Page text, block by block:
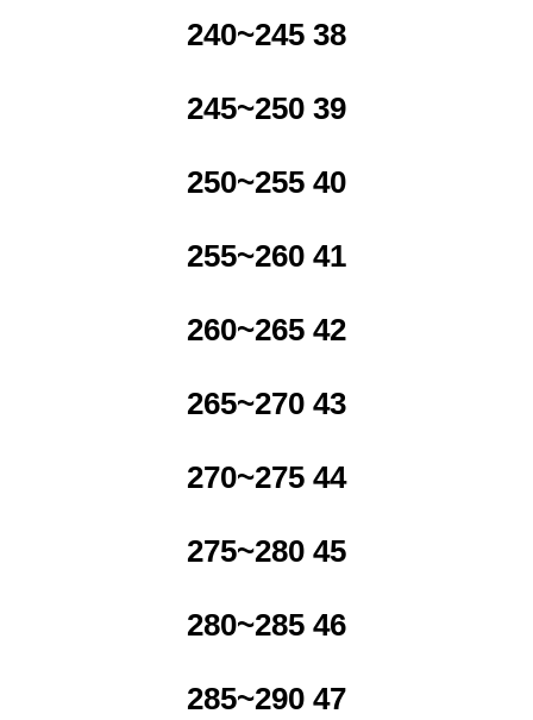
240~245 38
245~250 39
250~255 40
255~260 41
260~265 42
265~270 43
270~275 44
275~280 45
280~285 46
285~290 47